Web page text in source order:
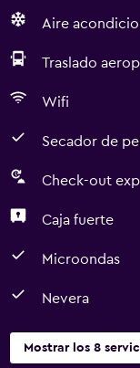
Aire
Traslado
Wifi
Secador de
Check-out
Caja fuerte
Microondas
Nevera
Mostrar los 8